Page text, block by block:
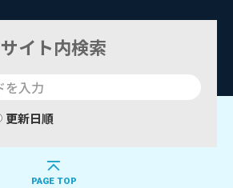
サイト内検索
更新日順
PAGE TOP